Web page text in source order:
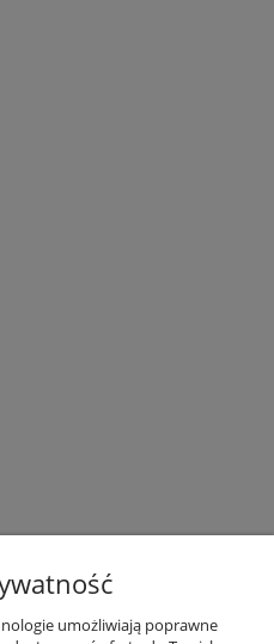
umożliwiają poprawne